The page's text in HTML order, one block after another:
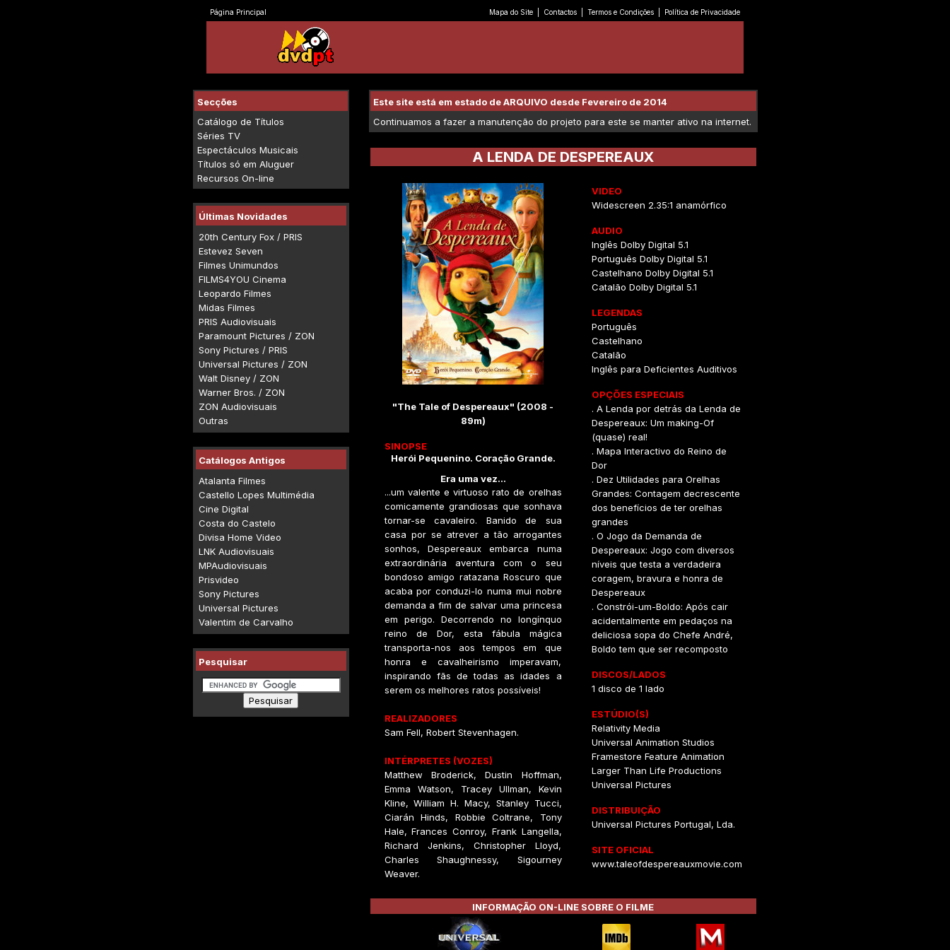
Página Principal Mapa do Site Contactos Termos e Condições Política de Privacidade
Secções
Catálogo de Títulos
Séries TV
Espectáculos Musicais
Títulos só em Aluguer
Recursos On-line
Últimas Novidades
20th Century Fox / PRIS
Estevez Seven
Filmes Unimundos
FILMS4YOU Cinema
Leopardo Filmes
Midas Filmes
PRIS Audiovisuais
Paramount Pictures / ZON
Sony Pictures / PRIS
Universal Pictures / ZON
Walt Disney / ZON
Warner Bros. / ZON
ZON Audiovisuais
Outras
Catálogos Antigos
Atalanta Filmes
Castello Lopes Multimédia
Cine Digital
Costa do Castelo
Divisa Home Video
LNK Audiovisuais
MPAudiovisuais
Prisvideo
Sony Pictures
Universal Pictures
Valentim de Carvalho
Pesquisar
Este site está em estado de ARQUIVO desde Fevereiro de 2014
Continuamos a fazer a manutenção do projeto para este se manter ativo na internet.
A LENDA DE DESPEREAUX
"The Tale of Despereaux" (2008 -
89m)
SINOPSE
Herói Pequenino. Coração Grande.
Era uma vez...
...um valente e virtuoso rato de orelhas
comicamente grandiosas que sonhava
tornar-se cavaleiro. Banido de sua
casa por se atrever a tão arrogantes
sonhos, Despereaux embarca numa
extraordinária aventura com o seu
bondoso amigo ratazana Roscuro que
acaba por conduzi-lo numa mui nobre
demanda a fim de salvar uma princesa
em perigo. Decorrendo no longínquo
reino de Dor, esta fábula mágica
transporta-nos aos tempos em que
honra e cavalheirismo imperavam,
inspirando fãs de todas as idades a
serem os melhores ratos possíveis!
REALIZADORES
Sam Fell, Robert Stevenhagen.
INTÉRPRETES (VOZES)
Matthew Broderick, Dustin Hoffman,
Emma Watson, Tracey Ullman, Kevin
Kline, William H. Macy, Stanley Tucci,
Ciarán Hinds, Robbie Coltrane, Tony
Hale, Frances Conroy, Frank Langella,
Richard Jenkins, Christopher Lloyd,
Charles Shaughnessy, Sigourney
Weaver.
VIDEO
Widescreen 2.35:1 anamórfico
AUDIO
Inglês Dolby Digital 5.1
Português Dolby Digital 5.1
Castelhano Dolby Digital 5.1
Catalão Dolby Digital 5.1
LEGENDAS
Português
Castelhano
Catalão
Inglês para Deficientes Auditivos
OPÇÕES ESPECIAIS
. A Lenda por detrás da Lenda de
Despereaux: Um making-Of
(quase) real!
. Mapa Interactivo do Reino de
Dor
. Dez Utilidades para Orelhas
Grandes: Contagem decrescente
dos benefícios de ter orelhas
grandes
. O Jogo da Demanda de
Despereaux: Jogo com diversos
níveis que testa a verdadeira
coragem, bravura e honra de
Despereaux
. Constrói-um-Boldo: Após cair
acidentalmente em pedaços na
deliciosa sopa do Chefe André,
Boldo tem que ser recomposto
DISCOS/LADOS
1 disco de 1 lado
ESTÚDIO(S)
Relativity Media
Universal Animation Studios
Framestore Feature Animation
Larger Than Life Productions
Universal Pictures
DISTRIBUIÇÃO
Universal Pictures Portugal, Lda.
SITE OFICIAL
www.taleofdespereauxmovie.com
INFORMAÇÃO ON-LINE SOBRE O FILME